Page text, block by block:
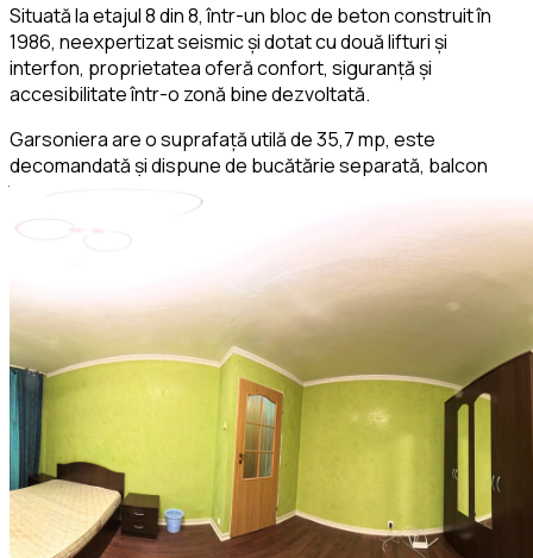
Situată la etajul 8 din 8, într-un bloc de beton construit în
1986, neexpertizat seismic și dotat cu două lifturi și
interfon, proprietatea oferă confort, siguranță și
accesibilitate într-o zonă bine dezvoltată.
Garsoniera are o suprafață utilă de 35,7 mp, este
decomandată și dispune de bucătărie separată, balcon
închis și vedere spre spate, oferind liniște și intimitate.
Interiorul este renovat, complet mobilat și utilat, astfel încât
poate fi locuit imediat fără investiții suplimentare.
Printre dotările sale se regăsesc: aer condiționat,
contorizare individuală, gresie, faianță, parchet, uși
interioare moderne, ferestre cu geam termopan și
bucătărie mobilată și utilată complet.
Zona oferă acces rapid la mijloace de transport în comun,
magazine, farmacii, restaurante și zone verzi. Un părculeț
se află chiar lângă bloc.
Ideală pentru locuire sau investiție!
Comision agenție: 3% + TVA.